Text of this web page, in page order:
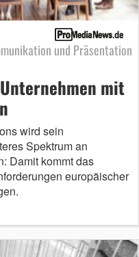
und Präsentation
mit
wird sein
Spektrum an
Damit kommt das
europäischer